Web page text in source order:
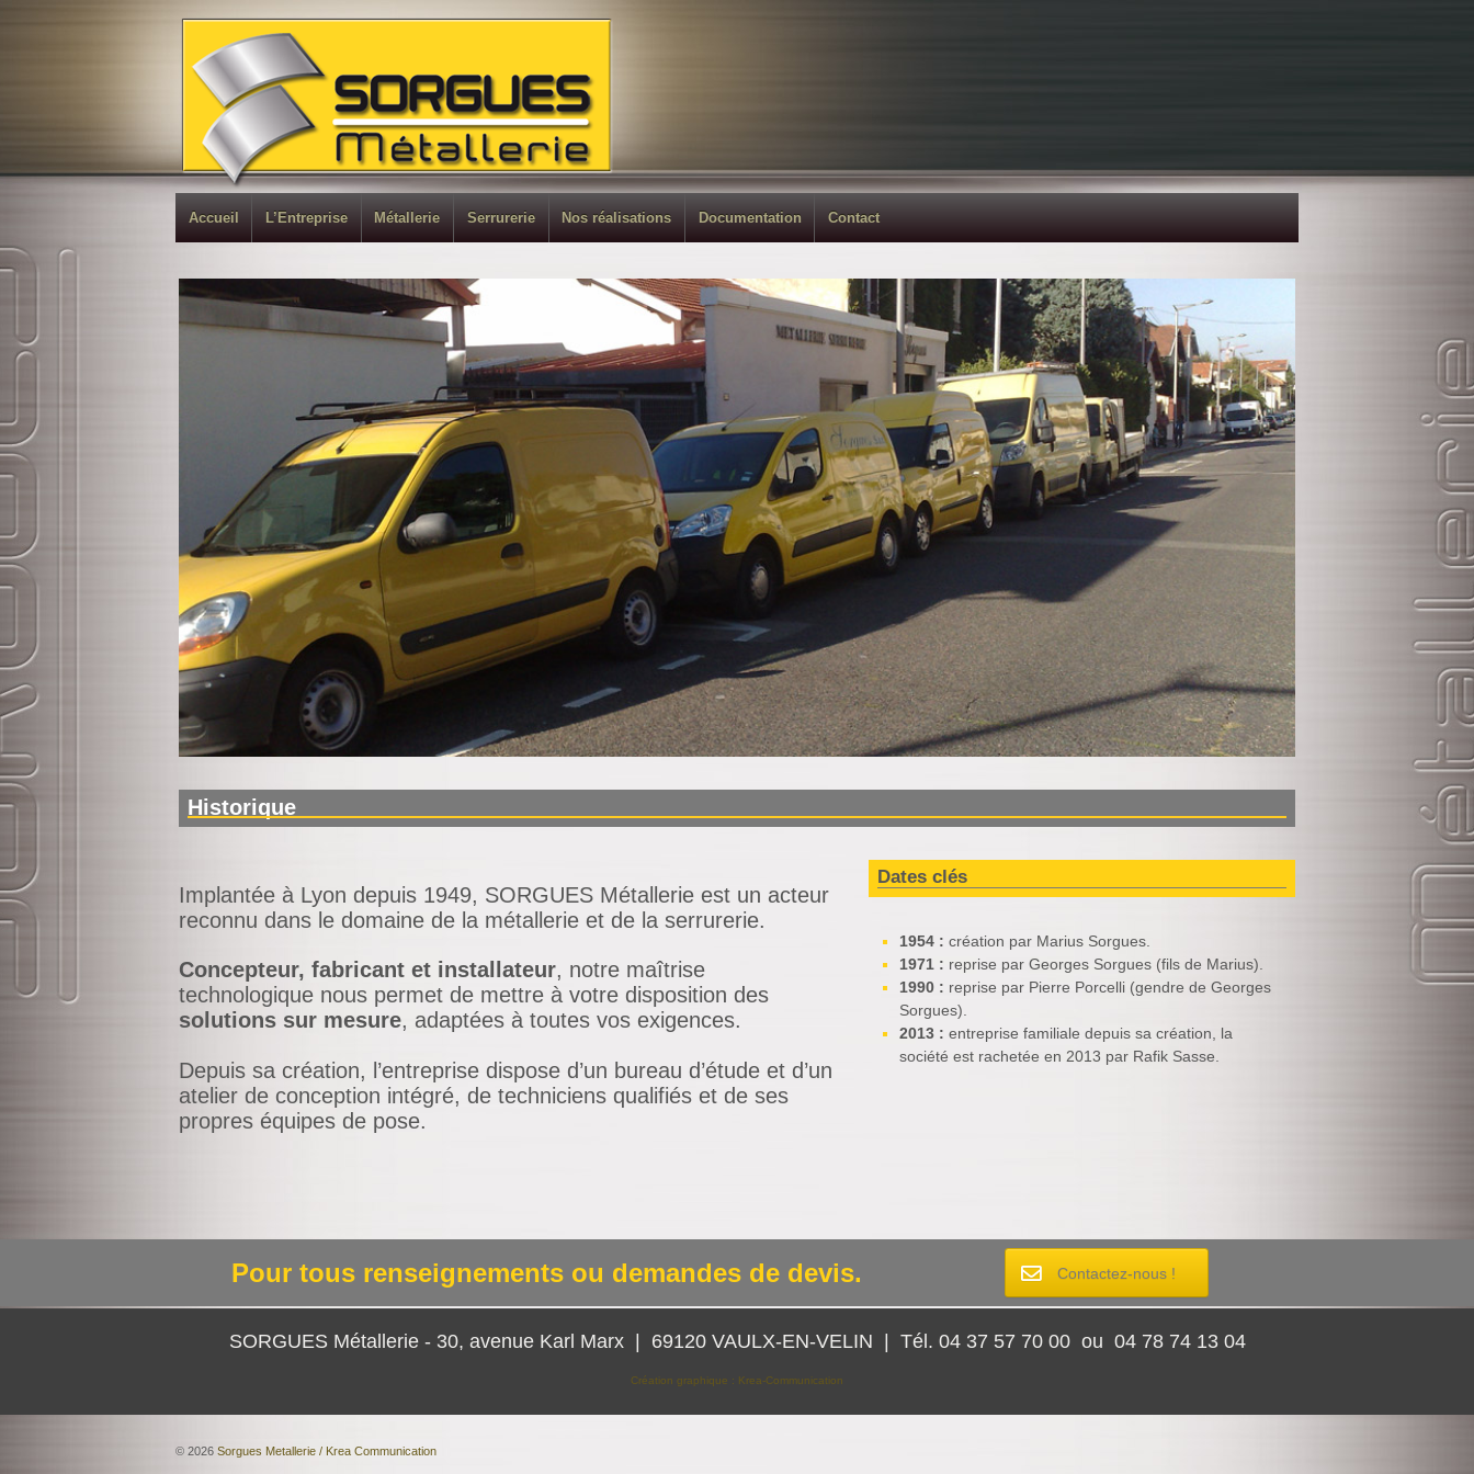
Accueil L’Entreprise Métallerie Serrurerie Nos réalisations Documentation Contact
Historique
Implantée à Lyon depuis 1949, SORGUES Métallerie est un acteur
reconnu dans le domaine de la métallerie et de la serrurerie.
Concepteur, fabricant et installateur, notre maîtrise
technologique nous permet de mettre à votre disposition des
solutions sur mesure, adaptées à toutes vos exigences.
Depuis sa création, l’entreprise dispose d’un bureau d’étude et d’un
atelier de conception intégré, de techniciens qualifiés et de ses
propres équipes de pose.
Dates clés
1954 : création par Marius Sorgues.
1971 : reprise par Georges Sorgues (fils de Marius).
1990 : reprise par Pierre Porcelli (gendre de Georges
Sorgues).
2013 : entreprise familiale depuis sa création, la
société est rachetée en 2013 par Rafik Sasse.
Pour tous renseignements ou demandes de devis. Contactez-nous !
SORGUES Métallerie - 30, avenue Karl Marx | 69120 VAULX-EN-VELIN | Tél. 04 37 57 70 00 ou 04 78 74 13 04
Création graphique : Krea-Communication
© 2026 Sorgues Metallerie / Krea Communication